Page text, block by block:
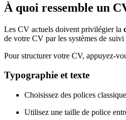
À quoi ressemble un
Les CV actuels doivent privilégier la
de votre CV par les systèmes de
Pour structurer votre CV, appuyez-
Typographie et texte
Choisissez des polices
Utilisez une taille de police